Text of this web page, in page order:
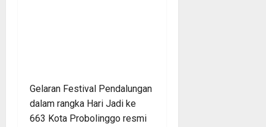
Gelaran Festival Pendalungan
dalam rangka Hari Jadi ke
663 Kota Probolinggo resmi